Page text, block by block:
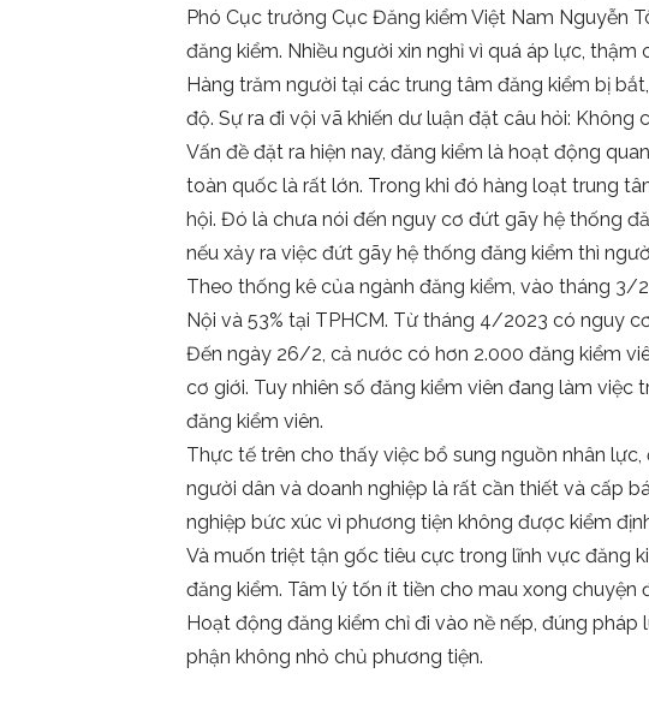
Phó Cục trưởng Cục Đăng kiểm Việt Nam Nguyễn
đăng kiểm. Nhiều người xin nghỉ vì quá áp lực,
Hàng trăm người tại các trung tâm đăng kiểm bị
độ. Sự ra đi vội vã khiến dư luận đặt câu hỏi: Không
Vấn đề đặt ra hiện nay, đăng kiểm là hoạt động
toàn quốc là rất lớn. Trong khi đó hàng loạt trung
hội. Đó là chưa nói đến nguy cơ đứt gãy hệ thống
nếu xảy ra việc đứt gãy hệ thống đăng kiểm thì
Theo thống kê của ngành đăng kiểm, vào tháng 3/
Nội và 53% tại TPHCM. Từ tháng 4/2023 có nguy
Đến ngày 26/2, cả nước có hơn 2.000 đăng kiểm
cơ giới. Tuy nhiên số đăng kiểm viên đang làm việc
đăng kiểm viên.
Thực tế trên cho thấy việc bổ sung nguồn nhân
người dân và doanh nghiệp là rất cần thiết và cấp
nghiệp bức xúc vì phương tiện không được kiểm
Và muốn triệt tận gốc tiêu cực trong lĩnh vực đăng
đăng kiểm. Tâm lý tốn ít tiền cho mau xong chuyện
Hoạt động đăng kiểm chỉ đi vào nề nếp, đúng
phận không nhỏ chủ phương tiện.